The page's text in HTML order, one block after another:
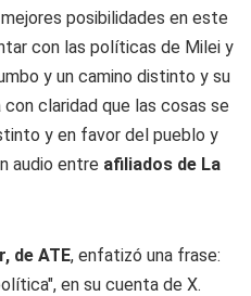
posibilidades en este
con las políticas de Milei y
y un camino distinto y su
claridad que las cosas se
y en favor del pueblo y
audio entre afiliados de La
de ATE, enfatizó una frase:
en su cuenta de X.